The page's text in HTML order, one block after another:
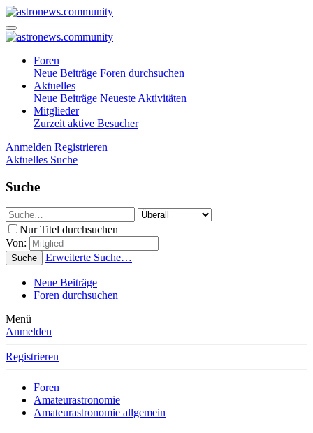
Foren
Neue Beiträge Foren durchsuchen
Aktuelles
Neue Beiträge Neueste Aktivitäten
Mitglieder
Zurzeit aktive Besucher
Anmelden Registrieren
Aktuelles Suche
Suche
Nur Titel durchsuchen
Von:
Suche Erweiterte Suche…
Neue Beiträge
Foren durchsuchen
Menü
Anmelden
Registrieren
Foren
Amateurastronomie
Amateurastronomie allgemein